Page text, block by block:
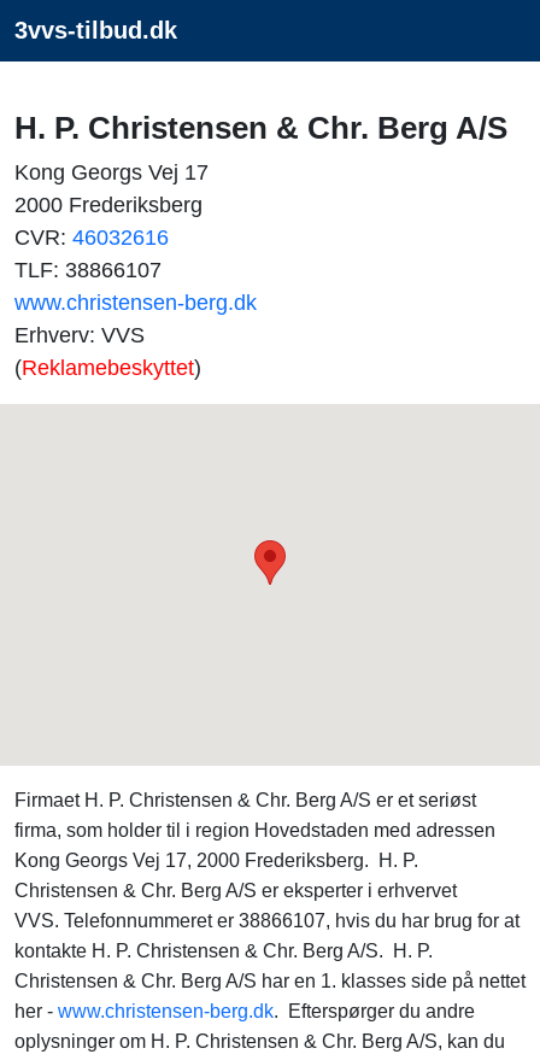
3vvs-tilbud.dk
H. P. Christensen & Chr. Berg A/S
Kong Georgs Vej 17
2000 Frederiksberg
CVR: 46032616
TLF: 38866107
www.christensen-berg.dk
Erhverv: VVS
(Reklamebeskyttet)
Firmaet H. P. Christensen & Chr. Berg A/S er et seriøst
firma, som holder til i region Hovedstaden med adressen
Kong Georgs Vej 17, 2000 Frederiksberg. H. P.
Christensen & Chr. Berg A/S er eksperter i erhvervet
VVS. Telefonnummeret er 38866107, hvis du har brug for at
kontakte H. P. Christensen & Chr. Berg A/S. H. P.
Christensen & Chr. Berg A/S har en 1. klasses side på nettet
her - www.christensen-berg.dk. Efterspørger du andre
oplysninger om H. P. Christensen & Chr. Berg A/S, kan du